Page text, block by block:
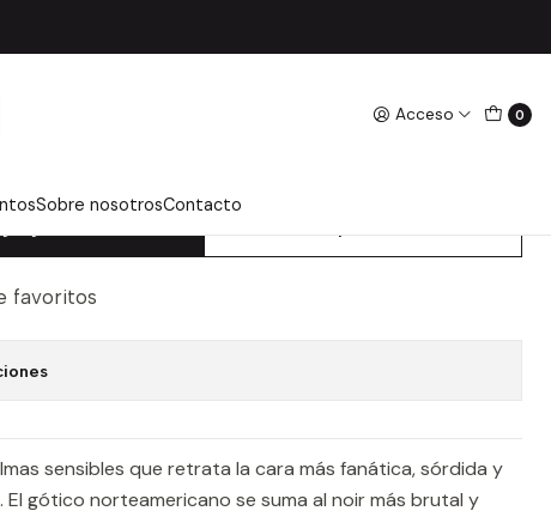
Acceso 0
Sobre nosotrosContacto
HORAS - POLLOCK,
favoritos
sensibles que retrata la cara más fanática, sórdida y
gótico norteamericano se suma al noir más brutal y